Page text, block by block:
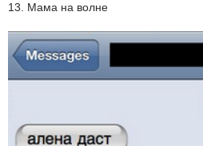
13. Мама на волне